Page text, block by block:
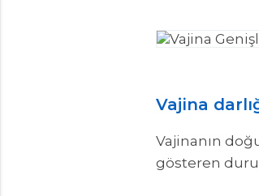
Vajina
Vajinanın
gösteren